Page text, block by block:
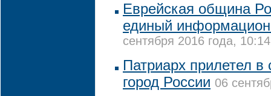
Еврейская община
единый
сентября 2016 года, 10:14
Патриарх прилетел
город России 06